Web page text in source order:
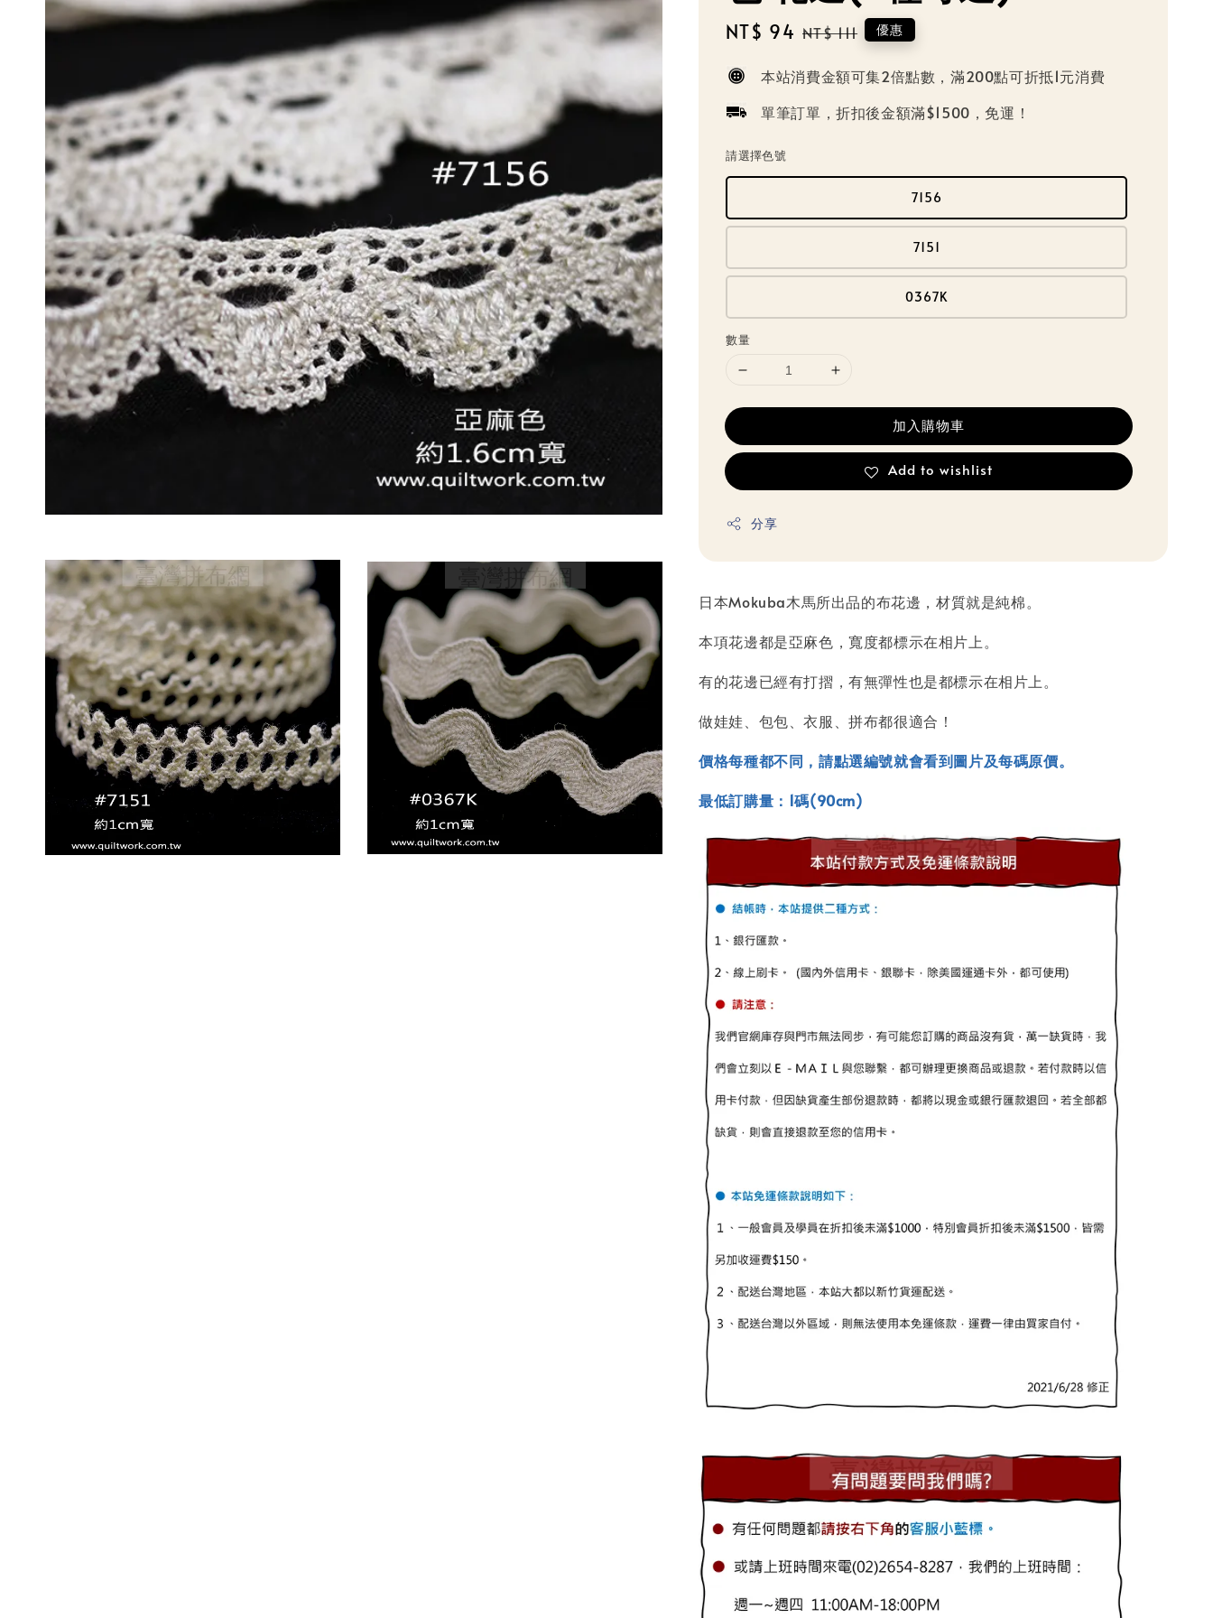
Sale
NT$ 94 Regular
NT$ 111 優惠
本站消費金額可集2倍點數，滿200點可折抵1元消費
單筆訂單，折扣後金額滿$1500，免運！
請選擇色號
7156
7151
0367K
數量
加入購物車
Add to wishlist
分享
日本Mokuba木馬所出品的布花邊，材質就是純棉。
本項花邊都是亞麻色，寬度都標示在相片上。
有的花邊已經有打摺，有無彈性也是都標示在相片上。
做娃娃、包包、衣服、拼布都很適合！
價格每種都不同，請點選編號就會看到圖片及每碼原價。
最低訂購量：1碼(90cm)